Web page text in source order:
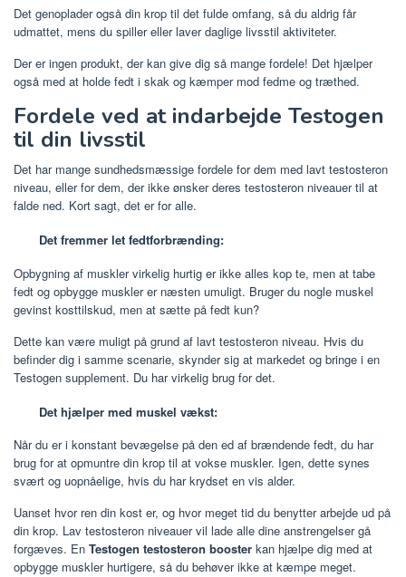
Det genoplader også din krop til det fulde omfang, så du aldrig får
udmattet, mens du spiller eller laver daglige livsstil aktiviteter.
Der er ingen produkt, der kan give dig så mange fordele! Det hjælper
også med at holde fedt i skak og kæmper mod fedme og træthed.
Fordele ved at indarbejde Testogen
til din livsstil
Det har mange sundhedsmæssige fordele for dem med lavt testosteron
niveau, eller for dem, der ikke ønsker deres testosteron niveauer til at
falde ned. Kort sagt, det er for alle.
Det fremmer let fedtforbrænding:
Opbygning af muskler virkelig hurtig er ikke alles kop te, men at tabe
fedt og opbygge muskler er næsten umuligt. Bruger du nogle muskel
gevinst kosttilskud, men at sætte på fedt kun?
Dette kan være muligt på grund af lavt testosteron niveau. Hvis du
befinder dig i samme scenarie, skynder sig at markedet og bringe i en
Testogen supplement. Du har virkelig brug for det.
Det hjælper med muskel vækst:
Når du er i konstant bevægelse på den ed af brændende fedt, du har
brug for at opmuntre din krop til at vokse muskler. Igen, dette synes
svært og uopnåelige, hvis du har krydset en vis alder.
Uanset hvor ren din kost er, og hvor meget tid du benytter arbejde ud på
din krop. Lav testosteron niveauer vil lade alle dine anstrengelser gå
forgæves. En Testogen testosteron booster kan hjælpe dig med at
opbygge muskler hurtigere, så du behøver ikke at kæmpe meget.